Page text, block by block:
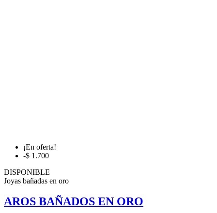
¡En oferta!
-$ 1.700
DISPONIBLE
Joyas bañadas en oro
AROS BAÑADOS EN ORO